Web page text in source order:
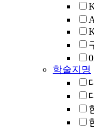
학술지명